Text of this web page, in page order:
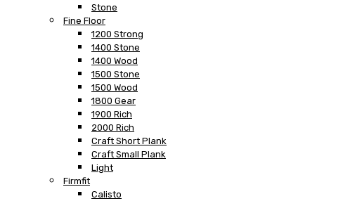
Stone
Fine Floor
1200 Strong
1400 Stone
1400 Wood
1500 Stone
1500 Wood
1800 Gear
1900 Rich
2000 Rich
Craft Short Plank
Craft Small Plank
Light
Firmfit
Calisto